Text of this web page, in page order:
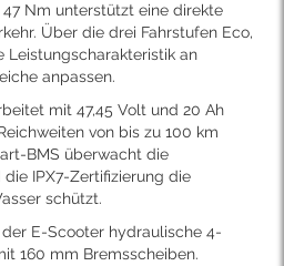
Nm unterstützt eine direkte
Über die drei Fahrstufen Eco,
Leistungscharakteristik an
anpassen.
mit 47,45 Volt und 20 Ah
von bis zu 100 km
BMS überwacht die
IPX7-Zertifizierung die
schützt.
E-Scooter hydraulische 4-
160 mm Bremsscheiben.